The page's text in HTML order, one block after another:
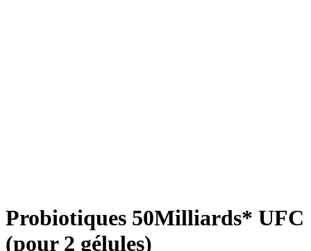
Probiotiques 50Milliards* UFC
(pour 2 gélules)